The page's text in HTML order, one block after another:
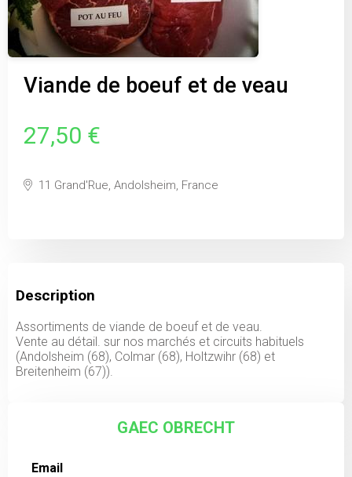
Viande de boeuf et de veau
27,50 €
11 Grand'Rue, Andolsheim, France
Description
Assortiments de viande de boeuf et de veau.
Vente au détail. sur nos marchés et circuits habituels
(Andolsheim (68), Colmar (68), Holtzwihr (68) et
Breitenheim (67)).
GAEC OBRECHT
Email